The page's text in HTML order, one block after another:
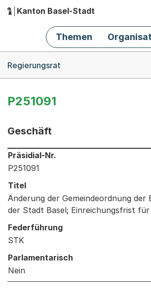
Hauptnavigation
Kanton Basel-Stadt
Themen
Regierungsrat
P251091
Geschäft
Informationen zum Ausgewählten
Präsidial-Nr.
P251091
Titel
Änderung der Gemeindeordnung der
der Stadt Basel; Einreichungsfrist
Federführung
STK
Parlamentarisch
Nein